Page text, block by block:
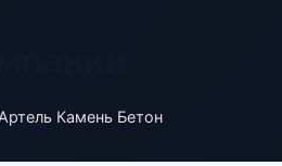
Камень Бетон